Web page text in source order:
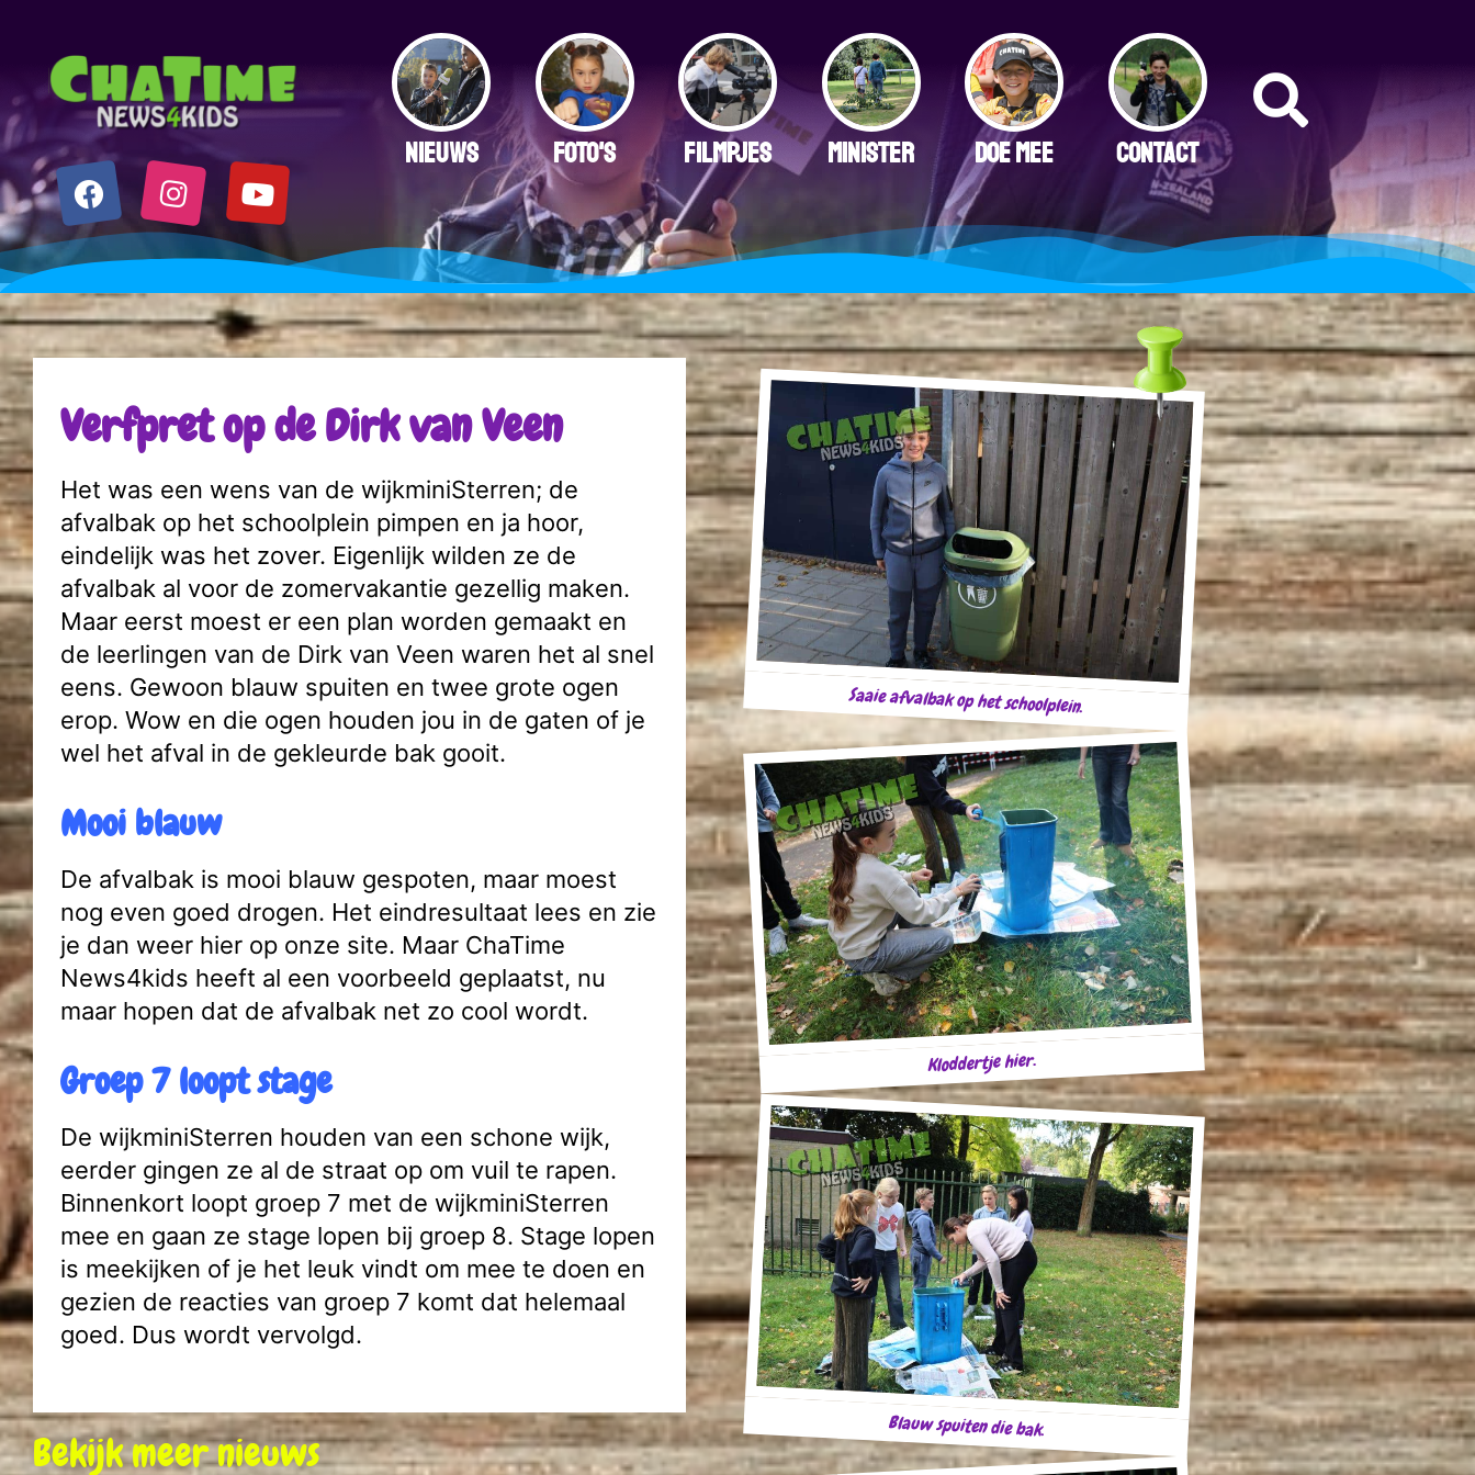
NIEUWS FOTO'S FILMPJES MINISTER DOE MEE CONTACT
Verfpret op de Dirk van Veen
Het was een wens van de wijkminiSterren; de
afvalbak op het schoolplein pimpen en ja hoor,
eindelijk was het zover. Eigenlijk wilden ze de
afvalbak al voor de zomervakantie gezellig maken.
Maar eerst moest er een plan worden gemaakt en
de leerlingen van de Dirk van Veen waren het al snel
eens. Gewoon blauw spuiten en twee grote ogen
erop. Wow en die ogen houden jou in de gaten of je
wel het afval in de gekleurde bak gooit.
Mooi blauw
De afvalbak is mooi blauw gespoten, maar moest
nog even goed drogen. Het eindresultaat lees en zie
je dan weer hier op onze site. Maar ChaTime
News4kids heeft al een voorbeeld geplaatst, nu
maar hopen dat de afvalbak net zo cool wordt.
Groep 7 loopt stage
De wijkminiSterren houden van een schone wijk,
eerder gingen ze al de straat op om vuil te rapen.
Binnenkort loopt groep 7 met de wijkminiSterren
mee en gaan ze stage lopen bij groep 8. Stage lopen
is meekijken of je het leuk vindt om mee te doen en
gezien de reacties van groep 7 komt dat helemaal
goed. Dus wordt vervolgd.
Bekijk meer nieuws
Saaie afvalbak op het schoolplein.
Kloddertje hier.
Blauw spuiten die bak.